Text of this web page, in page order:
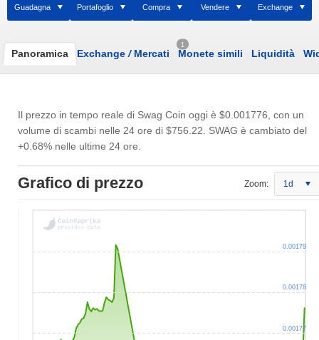
Guadagna Portafoglio Compra Vendere Exchange
Panoramica Exchange /Mercati
1
Monete simili Liquidità
Il prezzo in tempo reale di Swag Coin oggi è $0.001776 , con un
volume di scambi nelle 24 ore di $756.22 . SWAG è cambiato del
+0.68% nelle ultime 24 ore.
Grafico di prezzo Zoom: 1d
0.00177
0.00178
0.00179